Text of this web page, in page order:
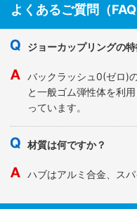
よくあるご質問（FAQ
ジョーカップリングの
バックラッシュ0(ゼロ)
と一般ゴム弾性体を利
っています。
材質は何ですか？
ハブはアルミ合金、ス